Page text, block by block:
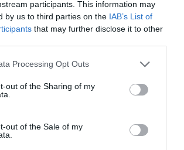
participants. This information may
by us to third parties on the IAB’s List of
that may further disclose it to other
this website/app uses one or more Google
visit or usage behaviour. You may click to
to Google and its third-party tags to
below specified purposes in below Google
Processing Opt Outs
out of the Sharing of my
out of the Sale of my
γίνεται υπέρηχος
– Η εξήγηση πίσω από
εικόνες των εμβρύων